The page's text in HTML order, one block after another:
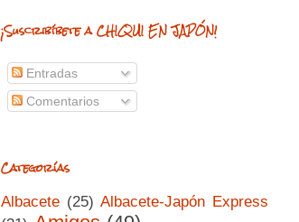
¡Suscribíbete a CHIQUI EN JAPÓN!
Entradas
Comentarios
Categorías
Albacete (25) Albacete-Japón Express